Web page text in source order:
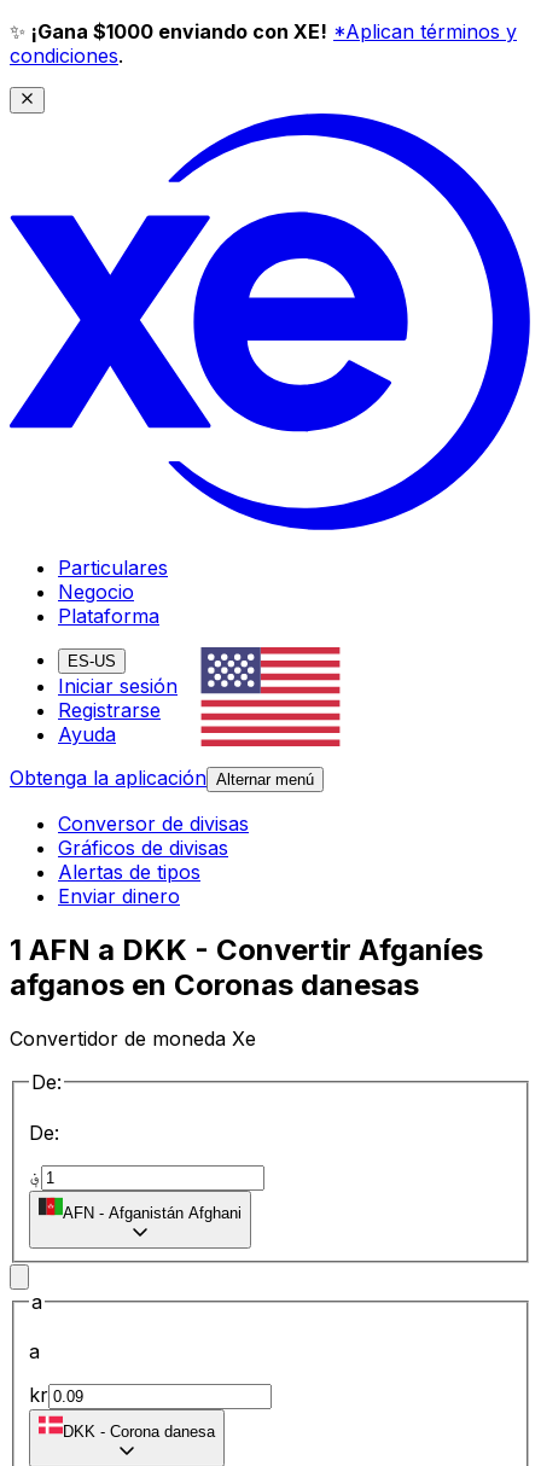
✨ ¡Gana $1000 enviando con XE! *Aplican términos y
condiciones.
Particulares
Negocio
Plataforma
ES-US
Iniciar sesión
Registrarse
Ayuda
Obtenga la aplicación Alternar menú
Conversor de divisas
Gráficos de divisas
Alertas de tipos
Enviar dinero
1 AFN a DKK - Convertir Afganíes
afganos en Coronas danesas
Convertidor de moneda Xe
De:
De:
؋
AFN - Afganistán Afghani
a
a
kr
DKK - Corona danesa